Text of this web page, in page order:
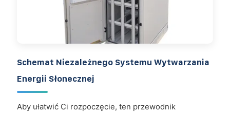
Schemat Niezależnego Systemu Wytwarzania
Energii Słonecznej
Aby ułatwić Ci rozpoczęcie, ten przewodnik